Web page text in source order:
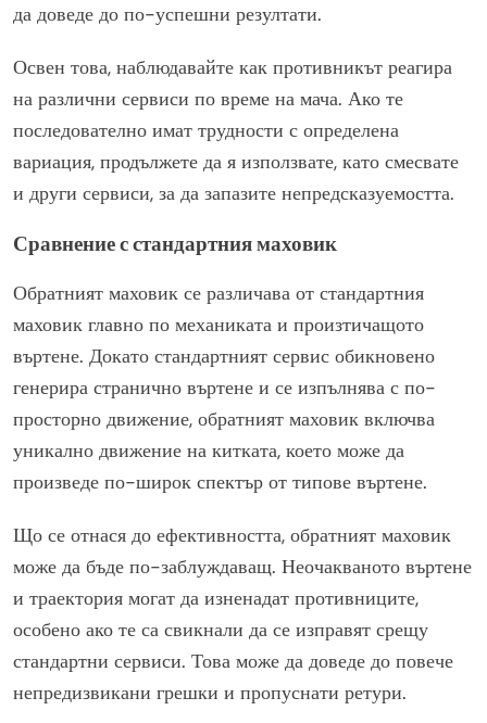
да доведе до по-успешни резултати.
Освен това, наблюдавайте как противникът реагира
на различни сервиси по време на мача. Ако те
последователно имат трудности с определена
вариация, продължете да я използвате, като смесвате
и други сервиси, за да запазите непредсказуемостта.
Сравнение с стандартния маховик
Обратният маховик се различава от стандартния
маховик главно по механиката и произтичащото
въртене. Докато стандартният сервис обикновено
генерира странично въртене и се изпълнява с по-
просторно движение, обратният маховик включва
уникално движение на китката, което може да
произведе по-широк спектър от типове въртене.
Що се отнася до ефективността, обратният маховик
може да бъде по-заблуждаващ. Неочакваното въртене
и траектория могат да изненадат противниците,
особено ако те са свикнали да се изправят срещу
стандартни сервиси. Това може да доведе до повече
непредизвикани грешки и пропуснати ретури.